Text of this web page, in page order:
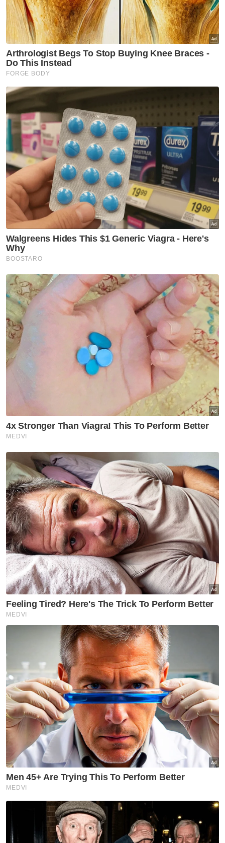
Sabah Sarawak
Anjung Kasih Hospital Bintulu
cipta sejarah guna sistem
digital
Hukuman penjara tidak jejas
kedudukan Shafie Apdal
Sabah Sarawak
[VIDEO]RM17 juta untuk tanah,
pampasan projek naik taraf
jalan -Alexander